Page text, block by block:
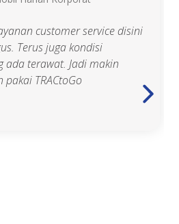
customer service disini
Terus juga kondisi
ada terawat. Jadi makin
TRACtoGo